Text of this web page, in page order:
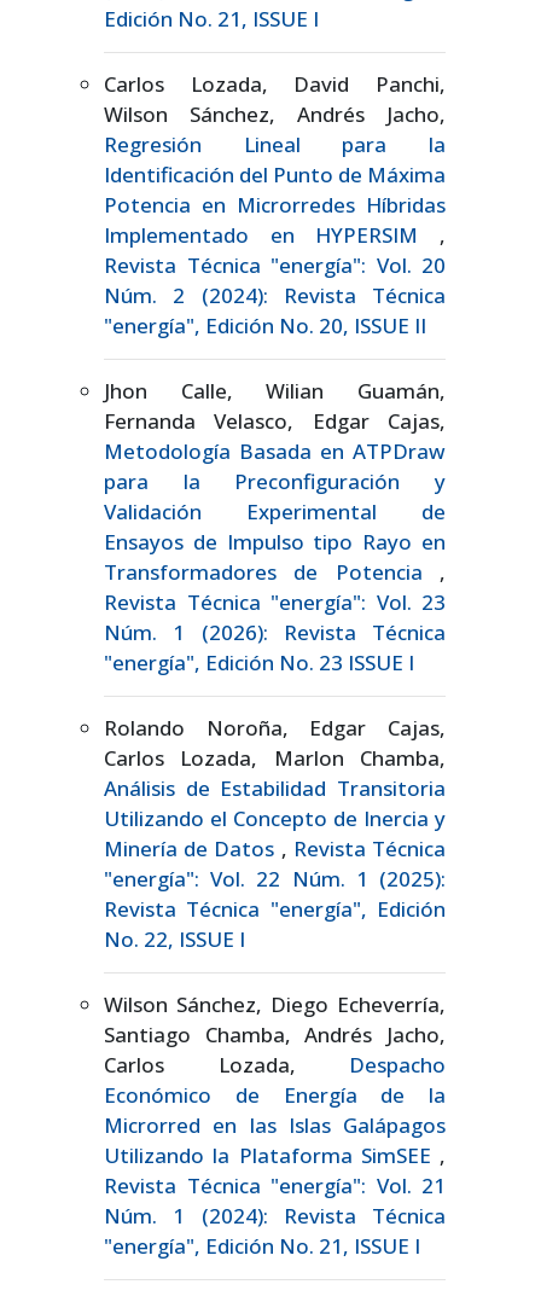
Edición No. 21, ISSUE I
Carlos Lozada, David Panchi,
Wilson Sánchez, Andrés Jacho,
Regresión Lineal para la
Identificación del Punto de Máxima
Potencia en Microrredes Híbridas
Implementado en HYPERSIM ,
Revista Técnica "energía": Vol. 20
Núm. 2 (2024): Revista Técnica
"energía", Edición No. 20, ISSUE II
Jhon Calle, Wilian Guamán,
Fernanda Velasco, Edgar Cajas,
Metodología Basada en ATPDraw
para la Preconfiguración y
Validación Experimental de
Ensayos de Impulso tipo Rayo en
Transformadores de Potencia ,
Revista Técnica "energía": Vol. 23
Núm. 1 (2026): Revista Técnica
"energía", Edición No. 23 ISSUE I
Rolando Noroña, Edgar Cajas,
Carlos Lozada, Marlon Chamba,
Análisis de Estabilidad Transitoria
Utilizando el Concepto de Inercia y
Minería de Datos , Revista Técnica
"energía": Vol. 22 Núm. 1 (2025):
Revista Técnica "energía", Edición
No. 22, ISSUE I
Wilson Sánchez, Diego Echeverría,
Santiago Chamba, Andrés Jacho,
Carlos Lozada, Despacho
Económico de Energía de la
Microrred en las Islas Galápagos
Utilizando la Plataforma SimSEE ,
Revista Técnica "energía": Vol. 21
Núm. 1 (2024): Revista Técnica
"energía", Edición No. 21, ISSUE I